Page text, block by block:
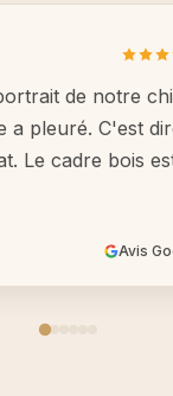
de notre
a pleuré. C'est
Le cadre bois
Avis